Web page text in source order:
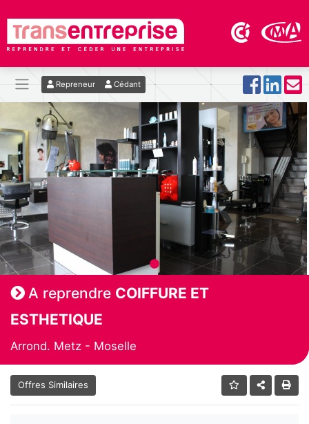
Repreneur Cédant
A reprendre COIFFURE ET
ESTHETIQUE
Arrond. Metz - Moselle
Offres Similaires